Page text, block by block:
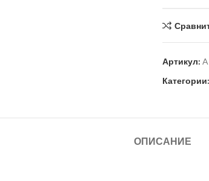
Артикул:
Категории:
ОПИСАНИЕ